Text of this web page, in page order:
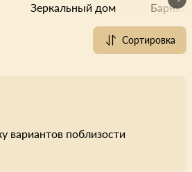
Зеркальный дом Барнхауз
Сортировка
вариантов поблизости